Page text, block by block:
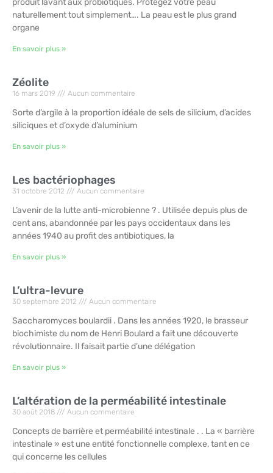
produit lavant aux probiotiques. Protégez votre peau
naturellement tout simplement…. La peau est le plus grand
organe
En savoir plus »
Zéolite
16 mars 2019 Aucun commentaire
Sorte d’argile à la proportion idéale de sels de silicium, d’acides
siliciques et d’oxyde d’aluminium
En savoir plus »
Les bactériophages
31 octobre 2012 Aucun commentaire
L’avenir de la lutte anti-microbienne ? . Utilisée depuis plus de
cent ans, abandonnée par les pays occidentaux dans les
années 1940 au profit des antibiotiques, la
En savoir plus »
L’ultra-levure
30 septembre 2012 Aucun commentaire
Saccharomyces boulardii . Dans les années 1920, le brasseur
biochimiste du nom de Henri Boulard a fait une découverte
révolutionnaire. Il faisait partie d’une délégation
En savoir plus »
L’altération de la perméabilité intestinale
30 août 2018 Aucun commentaire
Concepts de barrière et perméabilité intestinale . . La « barrière
intestinale » est une entité fonctionnelle complexe, tant en ce
qui concerne les cellules